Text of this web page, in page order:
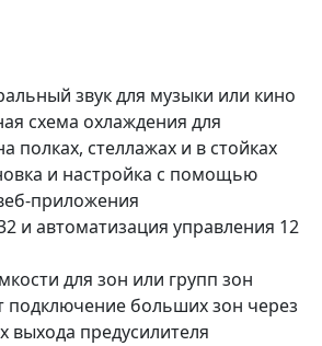
звук для музыки или кино
схема охлаждения для
полках, стеллажах и в стойках
и настройка с помощью
приложения
и автоматизация управления 12
для зон или групп зон
подключение больших зон через
выхода предусилителя